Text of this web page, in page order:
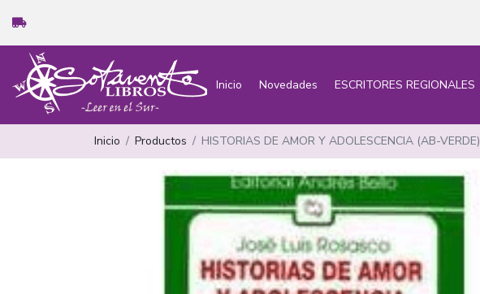
Inicio Novedades ESCRITORES REGIONALES
Inicio Productos HISTORIAS DE AMOR Y ADOLESCENCIA (AB-VERDE)